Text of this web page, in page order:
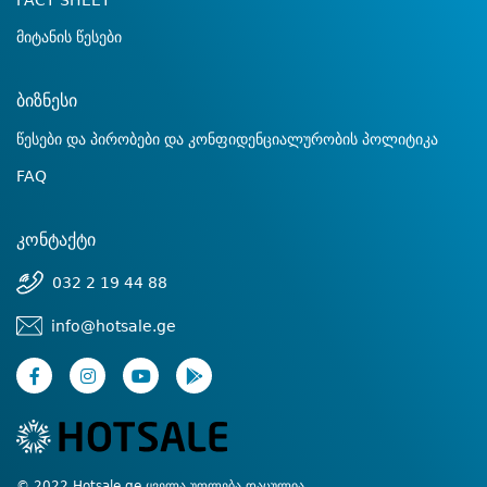
მიტანის წესები
ბიზნესი
წესები და პირობები და კონფიდენციალურობის პოლიტიკა
FAQ
კონტაქტი
032 2 19 44 88
info@hotsale.ge